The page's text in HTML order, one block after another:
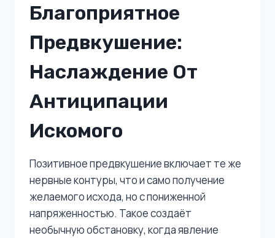
Благоприятное
Предвкушение:
Наслаждение От
Антиципации
Искомого
Позитивное предвкушение включает те же
нервные контуры, что и само получение
желаемого исхода, но с пониженной
напряженностью. Такое создаёт
необычную обстановку, когда явление